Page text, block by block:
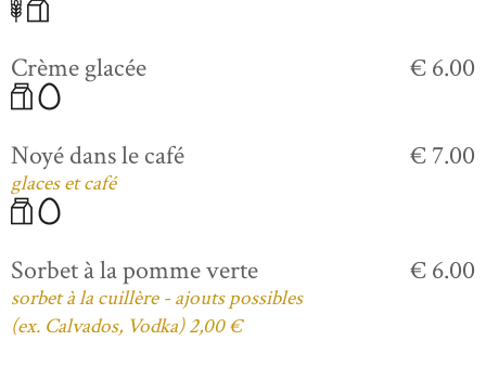
Crème glacée € 6.00
Noyé dans le café
glaces et café
€ 7.00
Sorbet à la pomme verte
sorbet à la cuillère - ajouts possibles
(ex. Calvados, Vodka) 2,00 €
€ 6.00